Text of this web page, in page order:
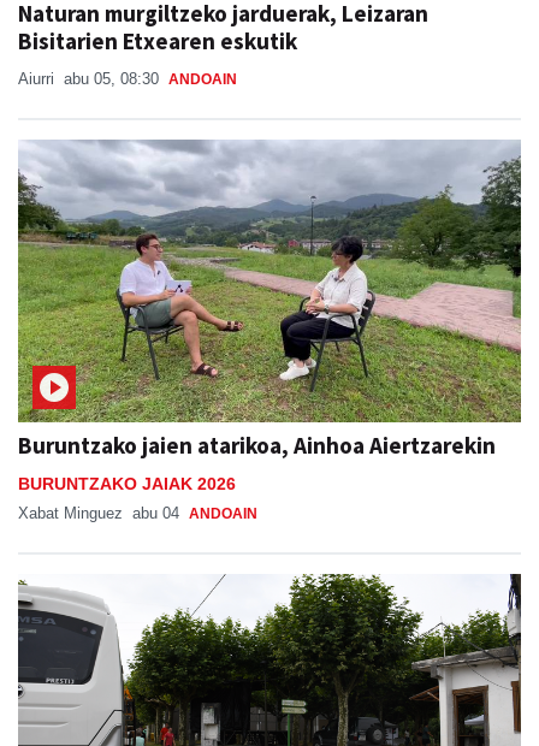
Naturan murgiltzeko jarduerak, Leizaran
Bisitarien Etxearen eskutik
Aiurri abu 05, 08:30 ANDOAIN
Buruntzako jaien atarikoa, Ainhoa Aiertzarekin
BURUNTZAKO JAIAK 2026
Xabat Minguez abu 04 ANDOAIN